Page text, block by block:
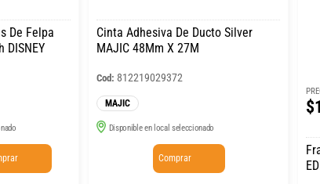
DISNEY
Cinta Adhesiva De Ducto Silver
MAJIC 48Mm X 27M
Cod: 812219029372
MAJIC
Disponible en local seleccionado
Comprar